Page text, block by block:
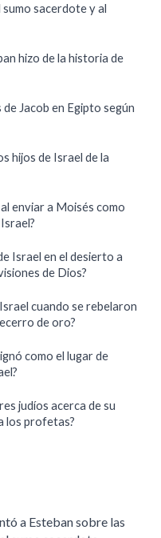
sumo sacerdote y al
hizo de la historia de
Jacob en Egipto según
hijos de Israel de la
enviar a Moisés como
Israel en el desierto a
de Dios?
cuando se rebelaron
de oro?
como el lugar de
judíos acerca de su
los profetas?
a Esteban sobre las